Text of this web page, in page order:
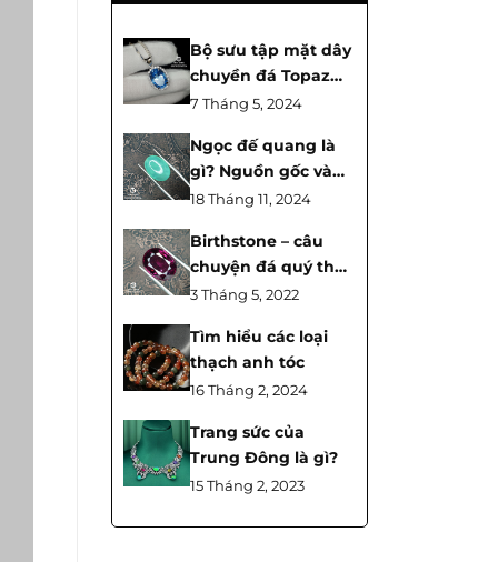
Bộ sưu tập mặt dây
chuyền đá Topaz
dành cho mệnh
7 Tháng 5, 2024
Ngọc đế quang là
gì? Nguồn gốc và
công dụng
18 Tháng 11, 2024
Birthstone – câu
chuyện đá quý theo
tháng sinh
3 Tháng 5, 2022
Tìm hiểu các loại
thạch anh tóc
16 Tháng 2, 2024
Trang sức của
Trung Đông là gì?
15 Tháng 2, 2023